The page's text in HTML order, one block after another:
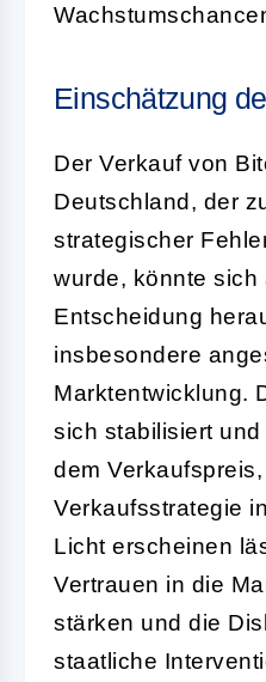
Einschätzung
Der Verkauf von
Deutschland, der
strategischer
wurde, könnte sich
Entscheidung
insbesondere
Marktentwicklung.
sich stabilisiert
dem
Verkaufsstrategie
Licht erscheinen
Vertrauen in die
stärken und die
staatliche